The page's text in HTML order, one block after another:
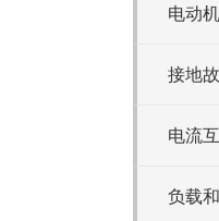
电动
接地
电流
负载